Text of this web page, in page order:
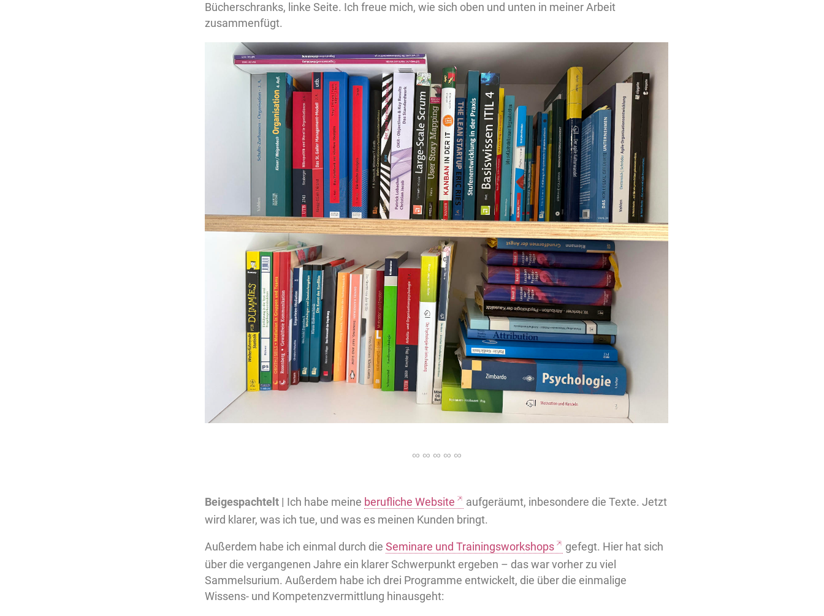
Bücherschranks, linke Seite. Ich freue mich, wie sich oben und unten in meiner Arbeit
zusammenfügt.
Beigespachtelt | Ich habe meine berufliche Website
aufgeräumt, inbesondere die Texte. Jetzt
wird klarer, was ich tue, und was es meinen Kunden bringt.
Außerdem habe ich einmal durch die Seminare und Trainingsworkshops
gefegt. Hier hat sich
über die vergangenen Jahre ein klarer Schwerpunkt ergeben – das war vorher zu viel
Sammelsurium. Außerdem habe ich drei Programme entwickelt, die über die einmalige
Wissens- und Kompetenzvermittlung hinausgeht: